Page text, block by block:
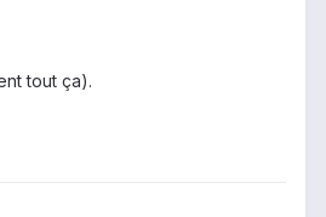
tout ça).